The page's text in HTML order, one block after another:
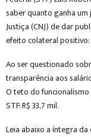
saber quanto ganha um
Justiça (CNJ) de dar
efeito colateral positivo:
Ao ser questionado
transparência aos
O teto do
STF: R$ 33,7 mil.
Leia abaixo a íntegra